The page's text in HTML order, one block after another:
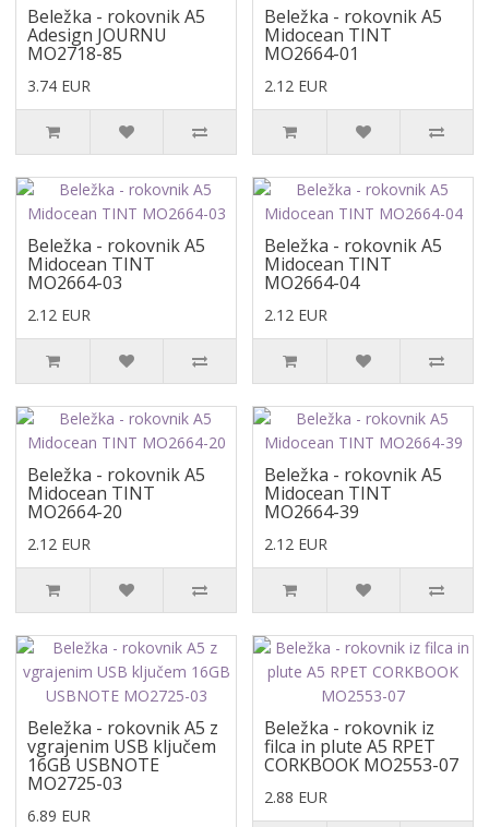
Beležka - rokovnik A5
Adesign JOURNU
MO2718-85
3.74 EUR
Beležka - rokovnik A5
Midocean TINT
MO2664-01
2.12 EUR
Beležka - rokovnik A5
Midocean TINT
MO2664-03
2.12 EUR
Beležka - rokovnik A5
Midocean TINT
MO2664-04
2.12 EUR
Beležka - rokovnik A5
Midocean TINT
MO2664-20
2.12 EUR
Beležka - rokovnik A5
Midocean TINT
MO2664-39
2.12 EUR
Beležka - rokovnik A5 z
vgrajenim USB ključem
16GB USBNOTE
MO2725-03
6.89 EUR
Beležka - rokovnik iz
filca in plute A5 RPET
CORKBOOK MO2553-07
2.88 EUR